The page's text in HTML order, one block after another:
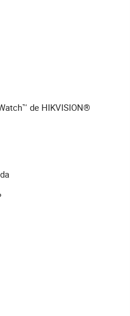
de HIKVISION®